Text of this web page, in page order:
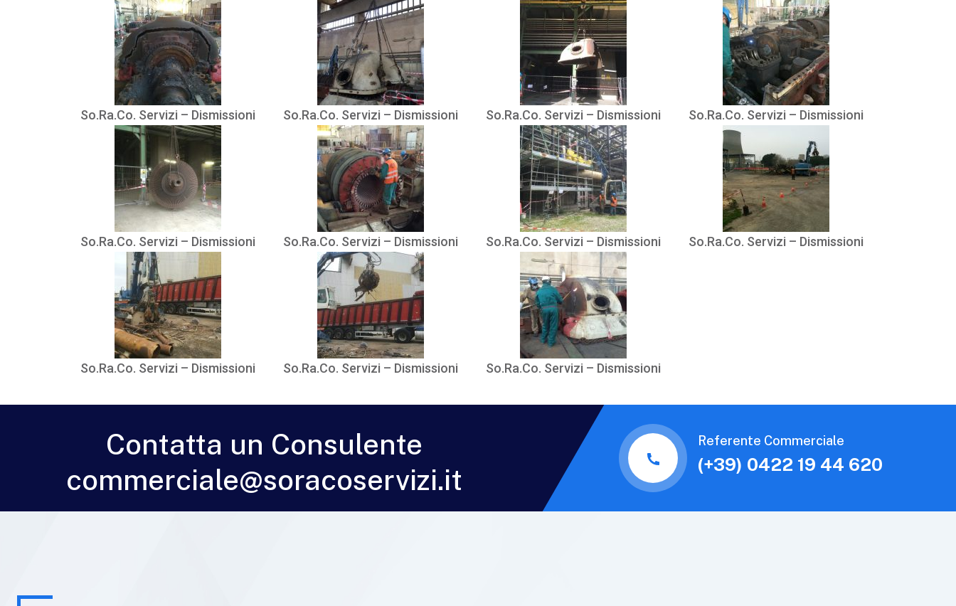
So.Ra.Co. Servizi – Dismissioni So.Ra.Co. Servizi – Dismissioni So.Ra.Co. Servizi – Dismissioni So.Ra.Co. Servizi – Dismissioni
So.Ra.Co. Servizi – Dismissioni So.Ra.Co. Servizi – Dismissioni So.Ra.Co. Servizi – Dismissioni So.Ra.Co. Servizi – Dismissioni
So.Ra.Co. Servizi – Dismissioni So.Ra.Co. Servizi – Dismissioni So.Ra.Co. Servizi – Dismissioni
Contatta un Consulente
commerciale@soracoservizi.it
Referente Commerciale
(+39) 0422 19 44 620